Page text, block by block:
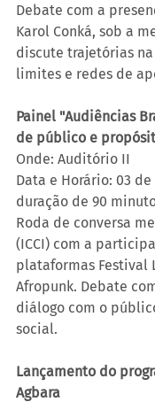
Debate com a
Karol Conká, sob a
discute trajetórias
limites e redes de
Painel "Audiências
de público e
Onde: Auditório II
Data e Horário: 03
duração de 90
Roda de conversa
(ICCI) com a
plataformas Festival
Afropunk. Debate
diálogo com o
social.
Lançamento do
Agbara